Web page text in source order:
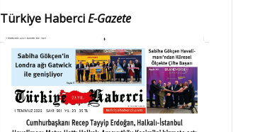
Türkiye HaberciE-Gazete